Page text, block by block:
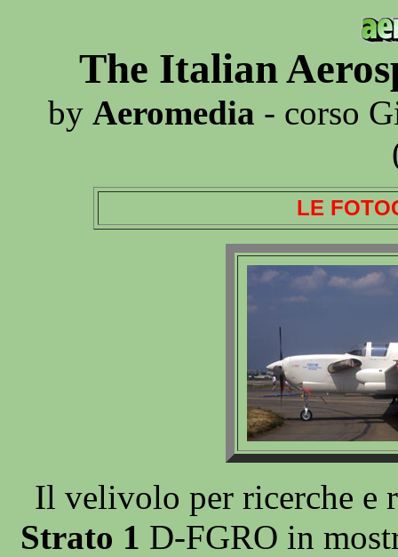
The Italian
by Aeromedia - corso
LE
Il velivolo per ricerche e
Strato 1 D-FGRO in